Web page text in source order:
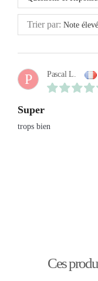
Trier par: Note
P
Pascal L.
super
trops bien
Ces